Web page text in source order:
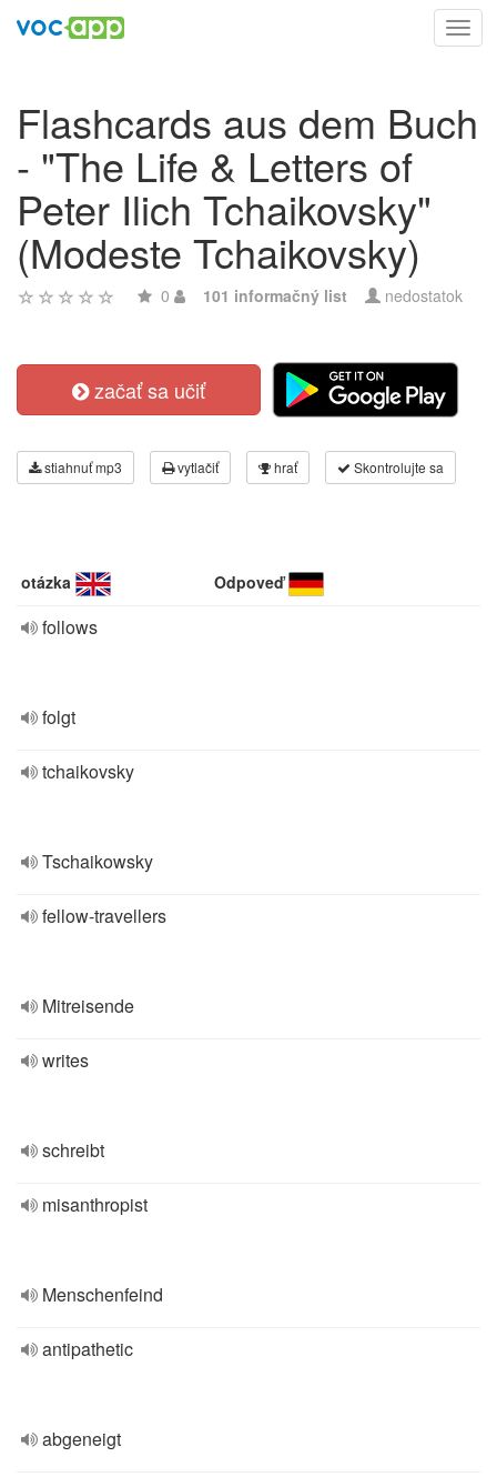
Flashcards aus dem Buch
- "The Life & Letters of
Peter Ilich Tchaikovsky"
(Modeste Tchaikovsky)
0 101 informačný list nedostatok
začať sa učiť
stiahnuť mp3 vytlačiť hrať Skontrolujte sa
otázka Odpoveď
follows
folgt
tchaikovsky
Tschaikowsky
fellow-travellers
Mitreisende
writes
schreibt
misanthropist
Menschenfeind
antipathetic
abgeneigt